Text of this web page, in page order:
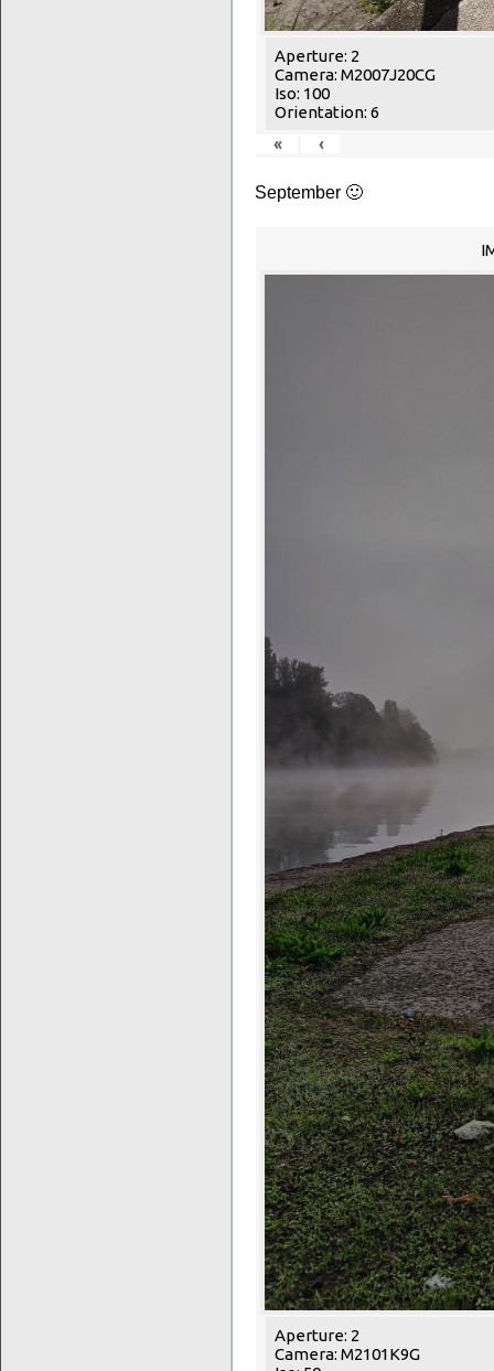
Aperture: 2
Camera: M2007J20CG
Iso: 100
Orientation: 6
«
‹
September 🙂
Aperture: 2
Camera: M2101K9G